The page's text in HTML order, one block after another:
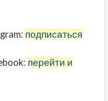
подписаться
перейти и